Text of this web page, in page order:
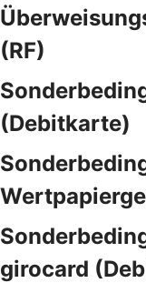
(RF)
(Debitkarte)
girocard